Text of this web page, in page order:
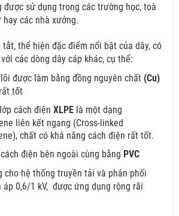
được sử dụng trong các trường học, toà
hay các nhà xưởng.
thể hiện đặc điểm nổi bật của dây, có
các dòng dây cáp khác, cụ thể:
được làm bằng đồng nguyên chất (Cu)
tốt
cách điện XLPE là một dạng
liên kết ngang (Cross-linked
chất có khả năng cách điện rất tốt.
điện bên ngoài cùng bằng PVC
cho hệ thống truyền tải và phân phối
0,6/1 kV, được ứng dụng rộng rãi